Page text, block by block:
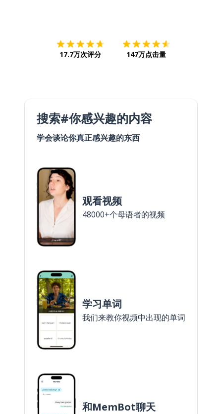
17.7万次评分 147万点击量
搜索#你感兴趣的内容
学会谈论你真正感兴趣的东西
观看视频
48000+个母语者的视频
学习单词
我们来教你视频中出现的单词
和MemBot聊天